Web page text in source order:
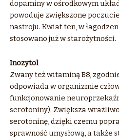
dopaminy w ośrodkowym
powoduje zwiększone
nastroju. Kwiat ten, w
stosowano już w starożytności.
Inozytol
Zwany też witaminą B8,
odpowiada w organizmie
funkcjonowanie
serotoniny). Zwiększa
serotoninę, dzięki czemu
sprawność umysłową, a także